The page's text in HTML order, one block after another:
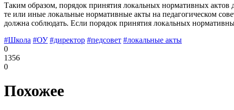
Таким образом, порядок принятия локальных нормативных
те или иные локальные нормативные акты на педагогическом
должна соблюдать. Если порядок принятия локальных
#Школа #ОУ #директор #педсовет #локальные акты
0
1356
0
Похожее